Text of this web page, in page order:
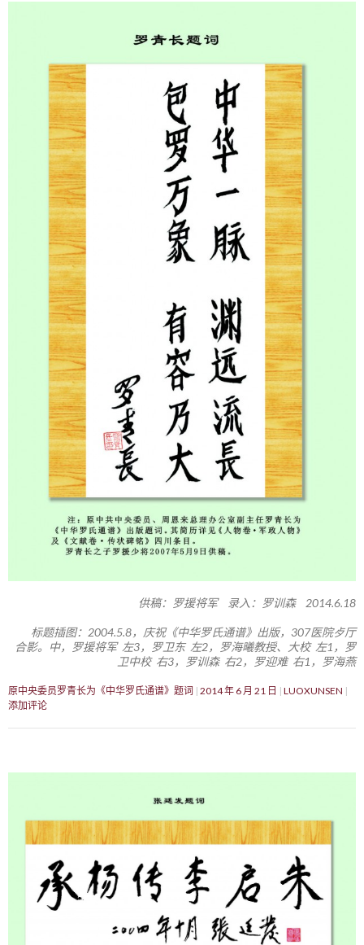
供稿：罗援将军 录入：罗训森 2014.6.18
标题插图：2004.5.8，庆祝《中华罗氏通谱》出版，307医院歺厅
合影。中，罗援将军 左3，罗卫东 左2，罗海曦教授、大校 左1，罗
卫中校 右3，罗训森 右2，罗迎难 右1，罗海燕
原中央委员罗青长为《中华罗氏通谱》题词 2014 年 6 月 21 日
LUOXUNSEN
添加评论